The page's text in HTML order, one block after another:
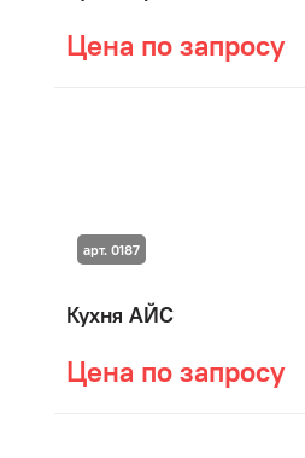
Цена по запросу
Кухня АЙС
Цена по запросу
арт. 0187